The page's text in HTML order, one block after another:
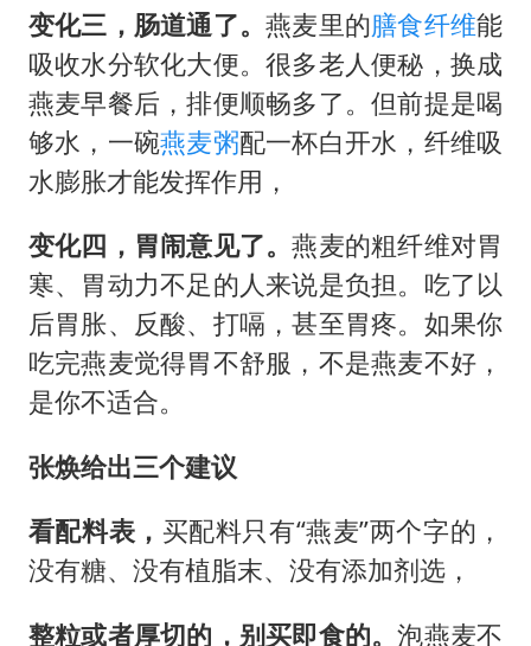
变化三，肠道通了。燕麦里的膳食纤维能
吸收水分软化大便。很多老人便秘，换成
燕麦早餐后，排便顺畅多了。但前提是喝
够水，一碗燕麦粥配一杯白开水，纤维吸
水膨胀才能发挥作用，
变化四，胃闹意见了。燕麦的粗纤维对胃
寒、胃动力不足的人来说是负担。吃了以
后胃胀、反酸、打嗝，甚至胃疼。如果你
吃完燕麦觉得胃不舒服，不是燕麦不好，
是你不适合。
张焕给出三个建议
看配料表， 买配料只有“燕麦”两个字的，
没有糖、没有植脂末、没有添加剂选，
整粒或者厚切的，别买即食的。泡燕麦不